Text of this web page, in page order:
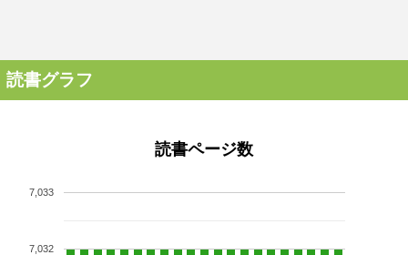
読書グラフ
読書ページ数
7,032
7,033